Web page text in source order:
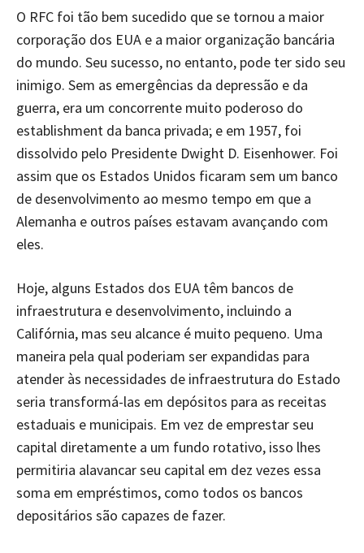
O RFC foi tão bem sucedido que se tornou a maior
corporação dos EUA e a maior organização bancária
do mundo. Seu sucesso, no entanto, pode ter sido seu
inimigo. Sem as emergências da depressão e da
guerra, era um concorrente muito poderoso do
establishment da banca privada; e em 1957, foi
dissolvido pelo Presidente Dwight D. Eisenhower. Foi
assim que os Estados Unidos ficaram sem um banco
de desenvolvimento ao mesmo tempo em que a
Alemanha e outros países estavam avançando com
eles.
Hoje, alguns Estados dos EUA têm bancos de
infraestrutura e desenvolvimento, incluindo a
Califórnia, mas seu alcance é muito pequeno. Uma
maneira pela qual poderiam ser expandidas para
atender às necessidades de infraestrutura do Estado
seria transformá-las em depósitos para as receitas
estaduais e municipais. Em vez de emprestar seu
capital diretamente a um fundo rotativo, isso lhes
permitiria alavancar seu capital em dez vezes essa
soma em empréstimos, como todos os bancos
depositários são capazes de fazer.